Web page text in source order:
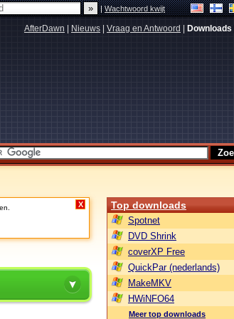
|Wachtwoord kwijt
AfterDawn Nieuws Vraag en Antwoord Downloads
X Top downloads
Spotnet
DVD Shrink
coverXP Free
QuickPar (nederlands)
MakeMKV
HWiNFO64
Meer top downloads